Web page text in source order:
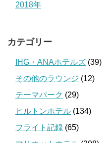
2018年
カテゴリー
IHG・ANAホテルズ (39)
その他のラウンジ (12)
テーマパーク (29)
ヒルトンホテル (134)
フライト記録 (65)